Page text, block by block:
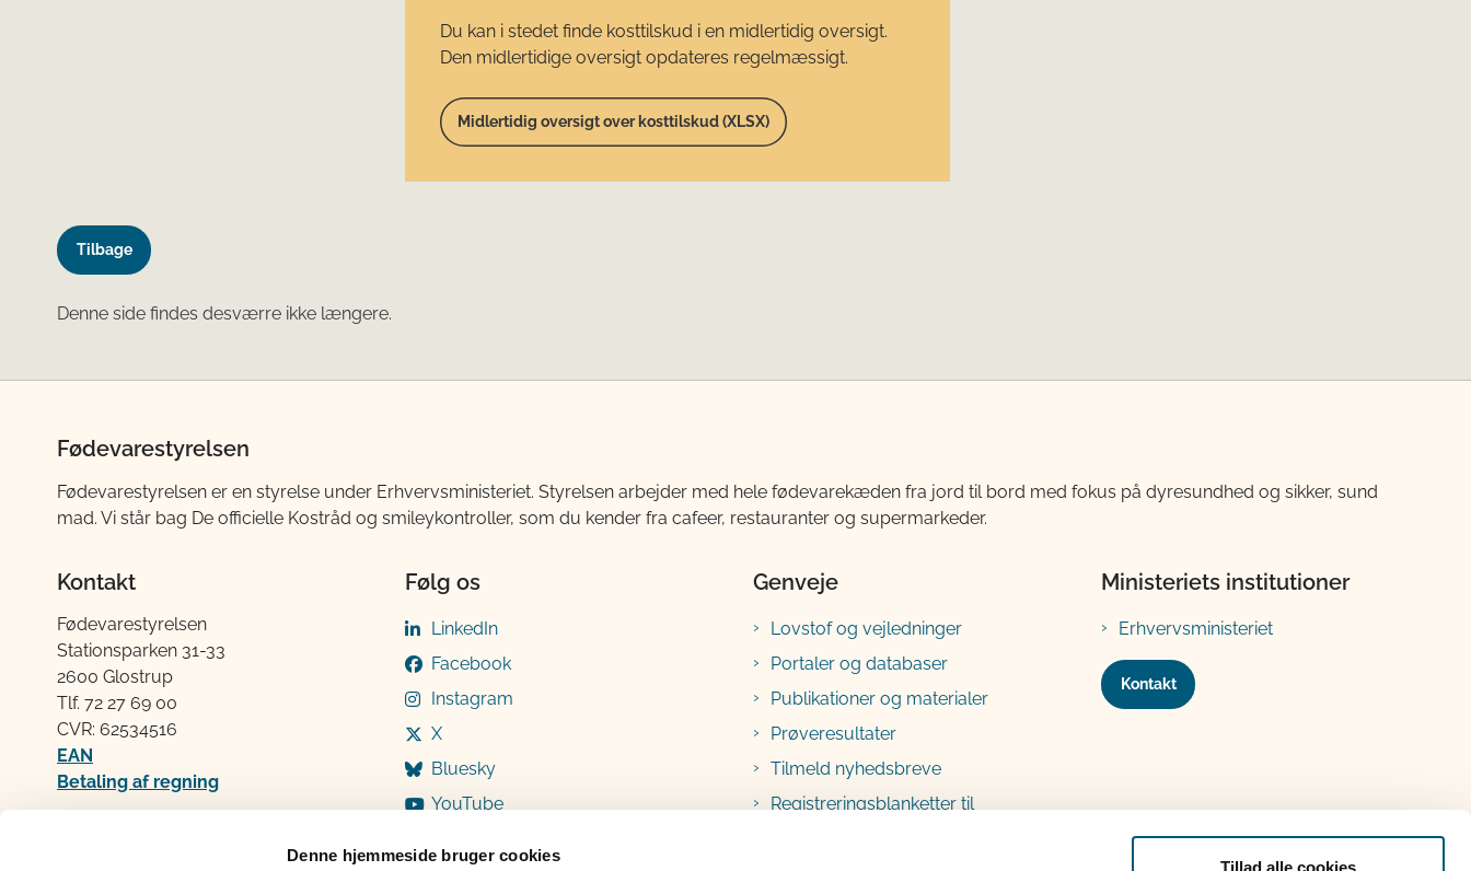
Denne hjemmeside bruger cookies
Tillad alle cookies
Du kan i stedet finde kosttilskud i en midlertidig oversigt.
Den midlertidige oversigt opdateres regelmæssigt.
Midlertidig oversigt over kosttilskud (XLSX)
Tilbage
Denne side findes desværre ikke længere.
Fødevarestyrelsen
Fødevarestyrelsen er en styrelse under Erhvervsministeriet. Styrelsen arbejder med hele fødevarekæden fra jord til bord med fokus på dyresundhed og sikker, sund
mad. Vi står bag De officielle Kostråd og smileykontroller, som du kender fra cafeer, restauranter og supermarkeder.
Kontakt
Fødevarestyrelsen
Stationsparken 31-33
2600 Glostrup
Tlf. 72 2​​​7 69 00
CVR: 62534516
EAN
Betaling af regning
Følg os
LinkedIn
Facebook
Instagram
X
Bluesky
YouTube
Genveje
Lovstof og vejledninger
Portaler og databaser
Publikationer og materialer
Prøveresultater
Tilmeld nyhedsbreve
Registreringsblanketter til
Ministeriets institutioner
Erhvervsministeriet
Kontakt